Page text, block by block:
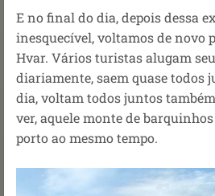
E no final do dia, depois dessa
inesquecível, voltamos de novo
Hvar. Vários turistas alugam
diariamente, saem quase todos
dia, voltam todos juntos
ver, aquele monte de
porto ao mesmo tempo.